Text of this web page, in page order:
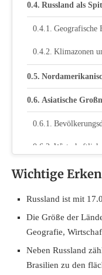
Russland als
Geografische
Klimazonen
Asiatische
Verhältnis von
Deutschland im
Position in
Fazit
Wichtige
Russland ist mit
Die Größe der
Geografie,
Neben Russland
Brasilien zu den